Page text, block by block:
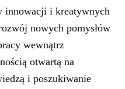
innowacji i kreatywnych
nowych pomysłów
wewnątrz
otwartą na
i poszukiwanie